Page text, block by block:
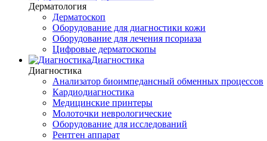
Дерматология
Дерматоскоп
Оборудование для диагностики кожи
Оборудование для лечения псориаза
Цифровые дерматоскопы
Диагностика
Диагностика
Анализатор биоимпедансный обменных процессов
Кардиодиагностика
Медицинские принтеры
Молоточки неврологические
Оборудование для исследований
Рентген аппарат